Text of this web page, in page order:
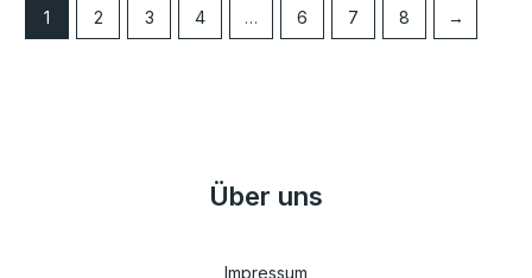
1 2 3 4 … 6 7 8 →
Über uns
Impressum